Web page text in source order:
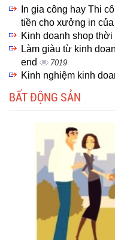
In gia công hay Thi
tiền cho xưởng in
Kinh doanh shop
Làm giàu từ kinh
end
7019
Kinh nghiệm kinh
BẤT ĐỘNG SẢN